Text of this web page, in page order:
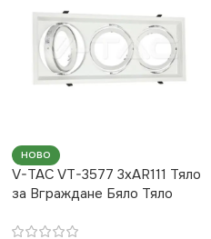
НОВО
V-TAC VT-3577 3xAR111 Тяло
за Вграждане Бяло Тяло